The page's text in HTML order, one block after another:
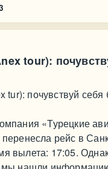
tour):
tur): почувствуй
«Турецкие
рейс в
вылета: 17:05.